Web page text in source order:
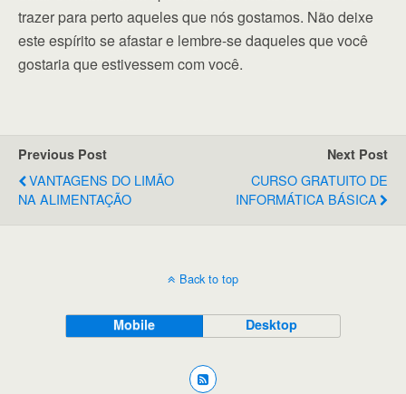
trazer para perto aqueles que nós gostamos. Não deixe
este espírito se afastar e lembre-se daqueles que você
gostaria que estivessem com você.
Previous Post
VANTAGENS DO LIMÃO
NA ALIMENTAÇÃO
Next Post
CURSO GRATUITO DE
INFORMÁTICA BÁSICA
Back to top
Mobile Desktop